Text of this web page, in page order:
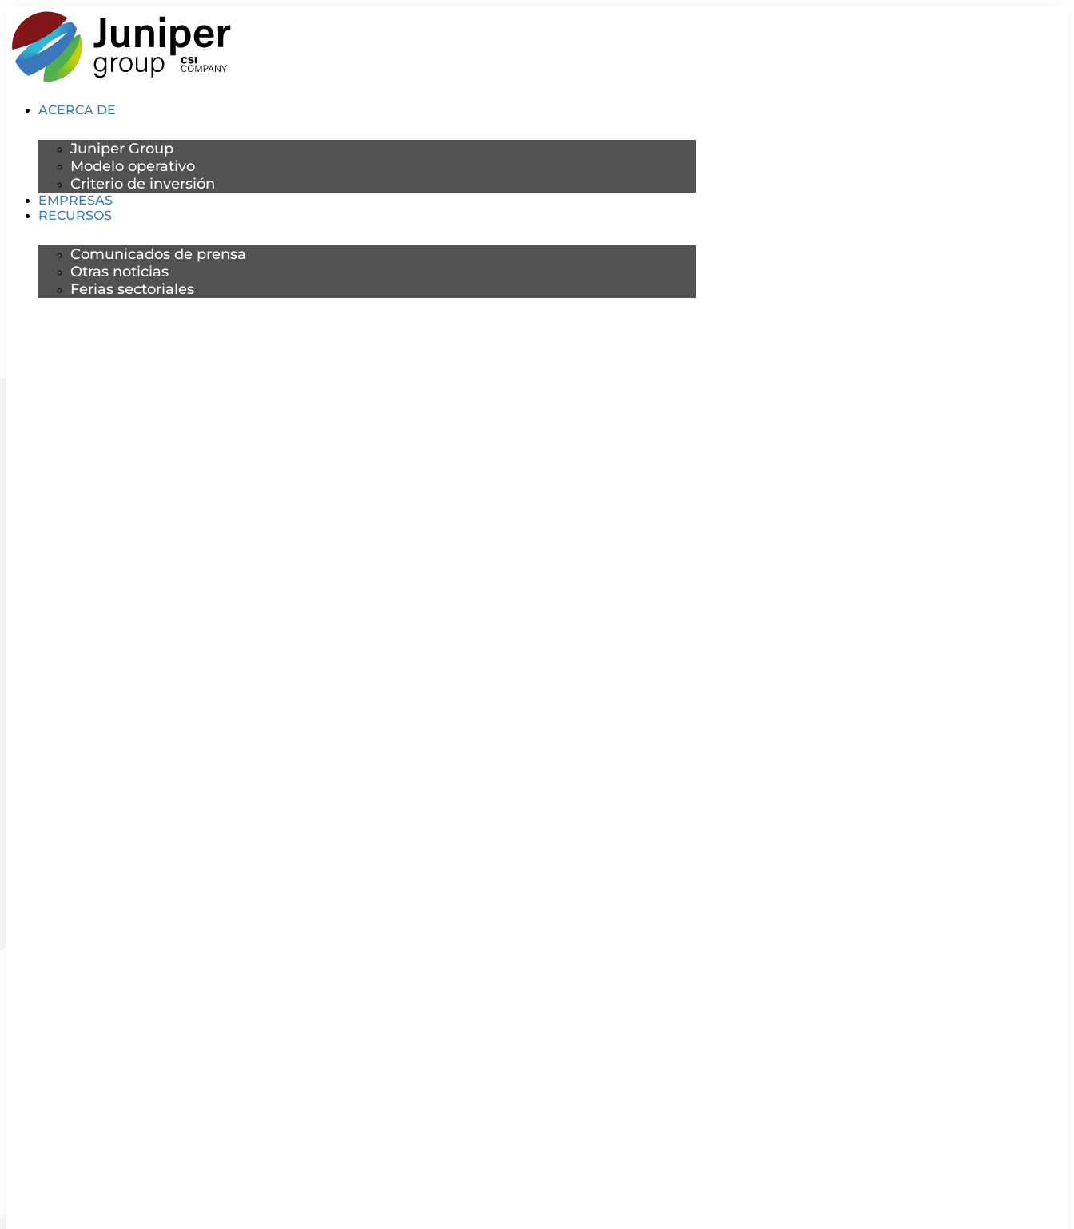
contenido
ACERCA DE
Juniper Group
Modelo operativo
Criterio de inversión
EMPRESAS
RECURSOS
Comunicados de prensa
Otras noticias
Ferias sectoriales